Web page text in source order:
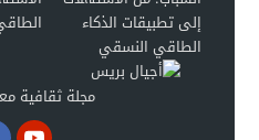
مجلة ثقافية